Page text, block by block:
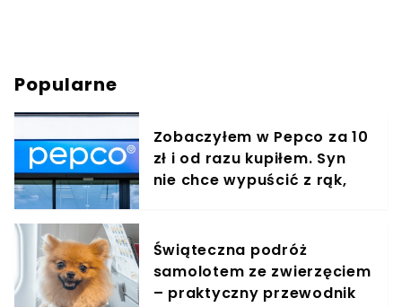
Popularne
Zobaczyłem w Pepco za 10
zł i od razu kupiłem. Syn
nie chce wypuścić z rąk,
Świąteczna podróż
samolotem ze zwierzęciem
– praktyczny przewodnik